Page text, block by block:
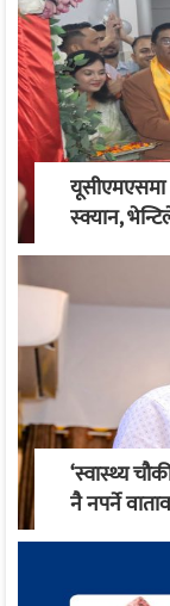
स्क्यान,
‘स्वास्थ्य
नै नपर्ने